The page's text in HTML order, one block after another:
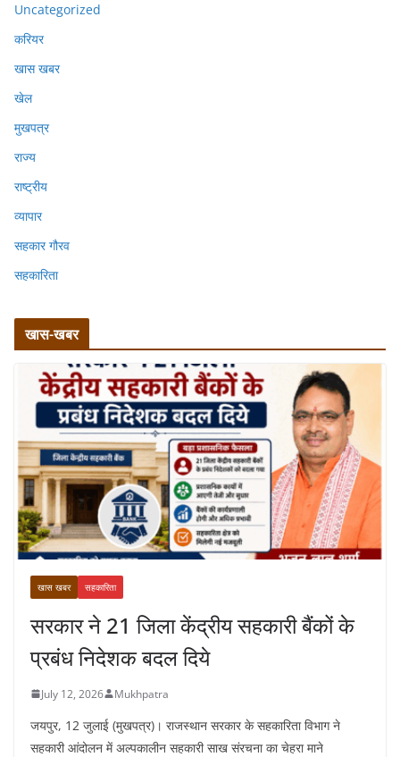
Uncategorized
करियर
खास खबर
खेल
मुखपत्र
राज्य
राष्ट्रीय
व्यापार
सहकार गौरव
सहकारिता
खास-खबर
खास खबर सहकारिता
सरकार ने 21 जिला केंद्रीय सहकारी बैंकों के
प्रबंध निदेशक बदल दिये
July 12, 2026 Mukhpatra
जयपुर, 12 जुलाई (मुखपत्र)। राजस्थान सरकार के सहकारिता विभाग ने
सहकारी आंदोलन में अल्पकालीन सहकारी साख संरचना का चेहरा माने